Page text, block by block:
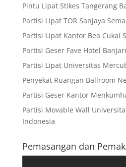
Pintu Lipat Stikes Tangerang
Partisi Lipat TOR Sanjaya
Partisi Lipat Kantor Bea Cukai
Partisi Geser Fave Hotel
Partisi Lipat Universitas
Penyekat Ruangan Ballroom
Partisi Geser Kantor
Partisi Movable Wall
Indonesia
Pemasangan dan